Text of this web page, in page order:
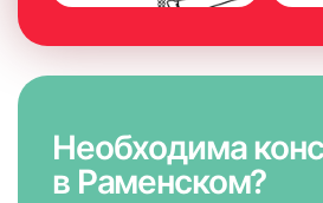
Необходима
в Раменском?